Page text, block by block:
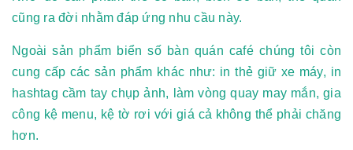
cũng ra đời nhằm đáp ứng nhu cầu này.
Ngoài sản phẩm biển số bàn quán café chúng tôi còn
cung cấp các sản phẩm khác như: in thẻ giữ xe máy, in
hashtag cầm tay chụp ảnh, làm vòng quay may mắn, gia
công kệ menu, kệ tờ rơi với giá cả không thể phải chăng
hơn.